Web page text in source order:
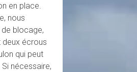
en place.
nous
blocage,
deux écrous
qui peut
Si nécessaire,